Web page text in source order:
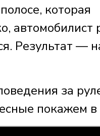
которая
автомобилист
Результат —
за
покажем